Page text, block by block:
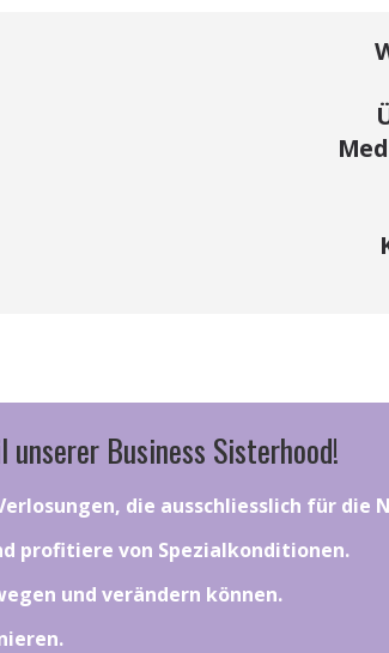
unserer Business Sisterhood!
die ausschliesslich für die
profitiere von Spezialkonditionen.
und verändern können.